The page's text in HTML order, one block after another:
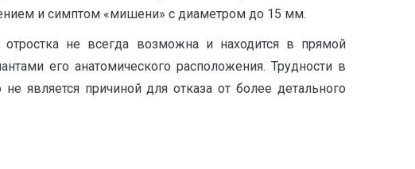
и симптом «мишени» с диаметром до 15 мм.
отростка не всегда возможна и находится в прямой
его анатомического расположения. Трудности в
является причиной для отказа от более детального